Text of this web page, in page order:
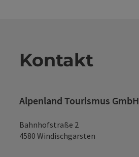
Kontakt
Alpenland Tourismus GmbH
Bahnhofstraße 2
4580 Windischgarsten